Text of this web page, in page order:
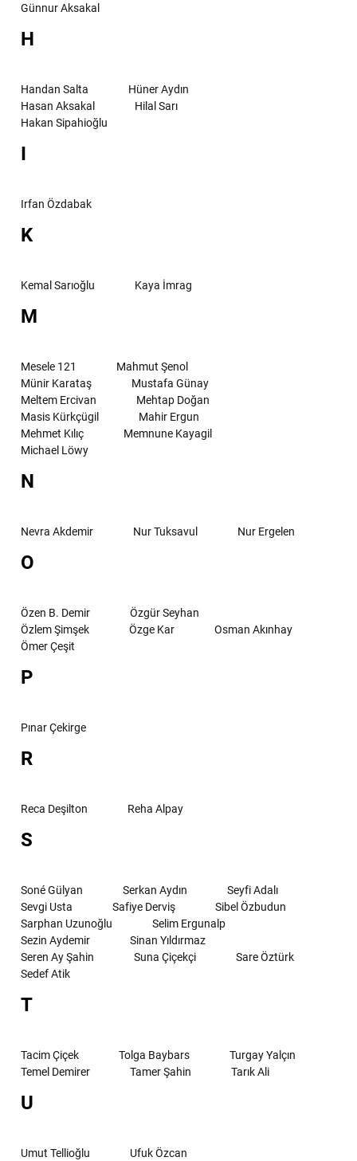
Günnur Aksakal
H
Handan Salta
Hüner Aydın
Hasan Aksakal
Hilal Sarı
Hakan Sipahioğlu
I
Irfan Özdabak
K
Kemal Sarıoğlu Kaya İmrag
M
Mesele 121
Mahmut Şenol
Münir Karataş
Mustafa Günay
Meltem Ercivan
Mehtap Doğan
Masis Kürkçügil
Mahir Ergun
Mehmet Kılıç
Memnune Kayagil
Michael Löwy
N
Nevra Akdemir Nur Tuksavul Nur Ergelen
O
Özen B. Demir
Özgür Seyhan
Özlem Şimşek
Özge Kar
Osman Akınhay
Ömer Çeşit
P
Pınar Çekirge
R
Reca Deşilton Reha Alpay
S
Soné Gülyan Serkan Aydın
Seyfi Adalı
Sevgi Usta
Safiye Derviş
Sibel Özbudun
Sarphan Uzunoğlu
Selim Ergunalp
Sezin Aydemir
Sinan Yıldırmaz
Seren Ay Şahin
Suna Çiçekçi
Sare Öztürk
Sedef Atik
T
Tacim Çiçek Tolga Baybars
Turgay Yalçın
Temel Demirer
Tamer Şahin Tarık Ali
U
Umut Tellioğlu Ufuk Özcan